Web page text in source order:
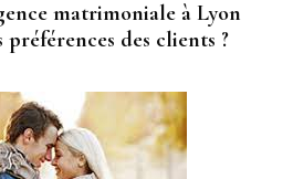
matrimoniale à Lyon
des clients ?